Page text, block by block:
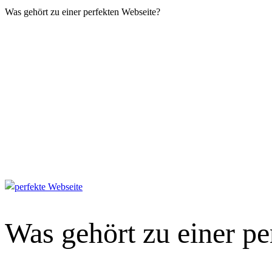
Was gehört zu einer perfekten Webseite?
Was gehört zu einer